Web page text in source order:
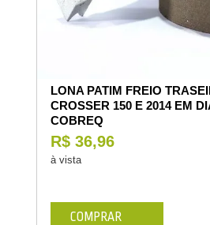
LONA PATIM FREIO
CROSSER 150 E 2014 EM
COBREQ
R$ 36,96
à vista
COMPRAR